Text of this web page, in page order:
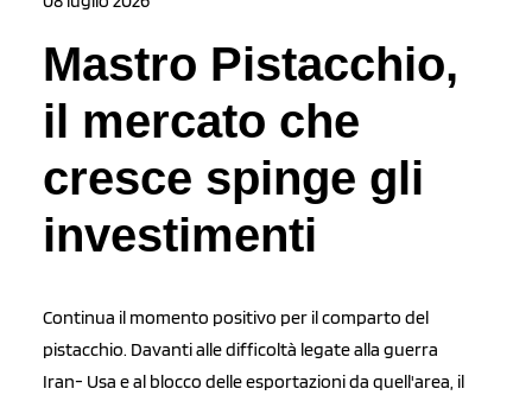
Mastro Pistacchio,
il mercato che
cresce spinge gli
investimenti
Continua il momento positivo per il comparto del
pistacchio. Davanti alle difficoltà legate alla guerra
Iran- Usa e al blocco delle esportazioni da quell'area, il